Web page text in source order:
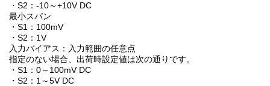
・S2：-10～+10V DC
最小スパン
・S1：100mV
・S2：1V
入力バイアス：入力範囲の任意点
指定のない場合、出荷時設定値は次の通りです。
・S1：0～100mV DC
・S2：1～5V DC